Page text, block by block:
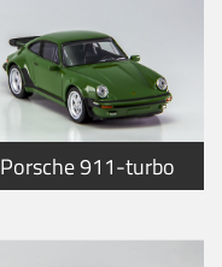
Porsche 911-turbo